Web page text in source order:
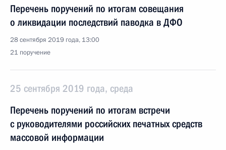
Перечень поручений по итогам совещания
о ликвидации последствий паводка в ДФО
28 сентября 2019 года, 13:00
21 поручение
25 сентября 2019 года, среда
Перечень поручений по итогам встречи
с руководителями российских печатных средств
массовой информации